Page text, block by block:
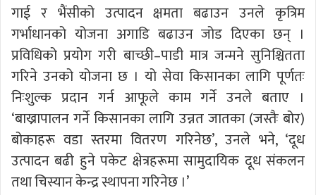
गाई र भैंसीको उत्पादन क्षमता बढाउन उनले कृत्रिम
गर्भाधानको योजना अगाडि बढाउन जोड दिएका छन् ।
प्रविधिको प्रयोग गरी बाच्छी–पाडी मात्र जन्मने सुनिश्चितता
गरिने उनको योजना छ । यो सेवा किसानका लागि पूर्णतः
निःशुल्क प्रदान गर्न आफूले काम गर्ने उनले बताए ।
‘बाख्रापालन गर्ने किसानका लागि उन्नत जातका (जस्तैः बोर)
बोकाहरू वडा स्तरमा वितरण गरिनेछ’, उनले भने, ‘दूध
उत्पादन बढी हुने पकेट क्षेत्रहरूमा सामुदायिक दूध संकलन
तथा चिस्यान केन्द्र स्थापना गरिनेछ ।’